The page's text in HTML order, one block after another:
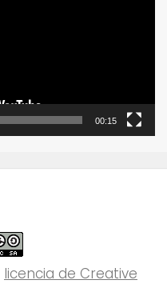
00:15
licencia de Creative